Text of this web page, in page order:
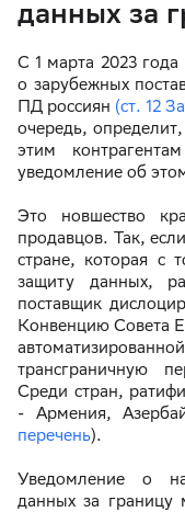
данных за
С 1 марта 2023
о зарубежных
ПД россиян (ст. 12
очередь,
этим
уведомление об
Это новшество
продавцов. Так,
стране, которая с
защиту данных,
поставщик
Конвенцию Совета
трансграничную
Среди стран,
- Армения,
перечень).
Уведомление о
данных за